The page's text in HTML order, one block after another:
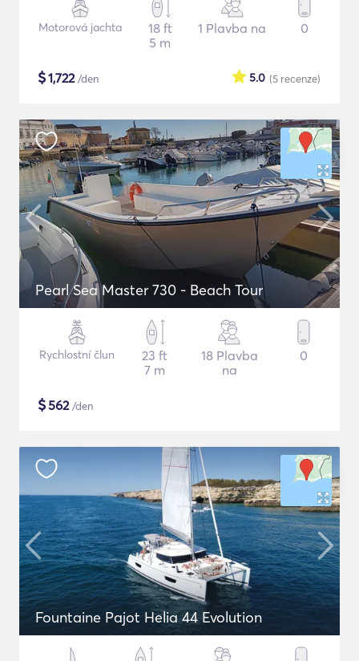
Motorová jachta
18 ft
5 m
1 Plavba na 0
$1,722/den (5 recenze)
5.0
Pearl Sea Master 730 - Beach Tour
Rychlostní člun
23 ft
7 m
18 Plavba
na
0
$562/den
Fountaine Pajot Helia 44 Evolution